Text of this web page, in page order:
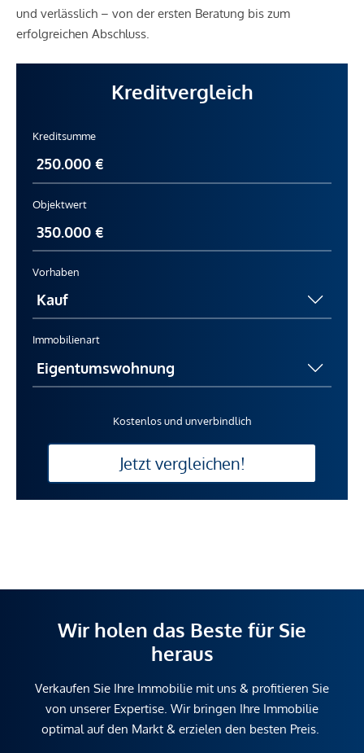
und verlässlich – von der ersten Beratung bis zum
erfolgreichen Abschluss.
Kreditvergleich
Kreditsumme
Objektwert
Vorhaben
Immobilienart
Kostenlos und unverbindlich
Jetzt vergleichen!
Wir holen das Beste für Sie
heraus
Verkaufen Sie Ihre Immobilie mit uns & profitieren Sie
von unserer Expertise. Wir bringen Ihre Immobilie
optimal auf den Markt & erzielen den besten Preis.